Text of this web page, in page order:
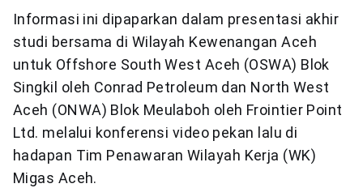
Informasi ini dipaparkan dalam presentasi akhir
studi bersama di Wilayah Kewenangan Aceh
untuk Offshore South West Aceh (OSWA) Blok
Singkil oleh Conrad Petroleum dan North West
Aceh (ONWA) Blok Meulaboh oleh Frointier Point
Ltd. melalui konferensi video pekan lalu di
hadapan Tim Penawaran Wilayah Kerja (WK)
Migas Aceh.